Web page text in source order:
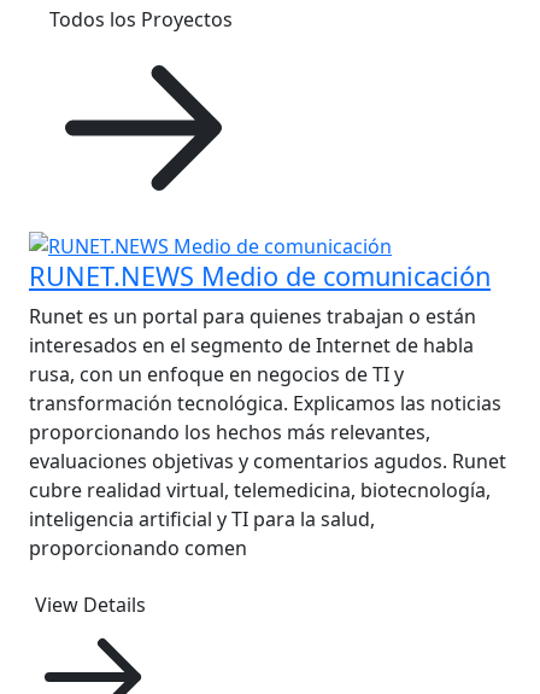
Todos los Proyectos
RUNET.NEWS Medio de comunicación
Runet es un portal para quienes trabajan o están
interesados en el segmento de Internet de habla
rusa, con un enfoque en negocios de TI y
transformación tecnológica. Explicamos las noticias
proporcionando los hechos más relevantes,
evaluaciones objetivas y comentarios agudos. Runet
cubre realidad virtual, telemedicina, biotecnología,
inteligencia artificial y TI para la salud,
proporcionando comen
View Details